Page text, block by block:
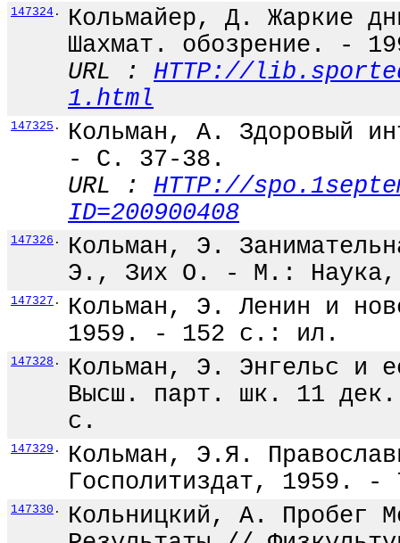
147324 .
Кольмайер, Д. Жаркие
Шахмат. обозрение. -
URL : HTTP://
1.html
147325 .
Кольман, А. Здоровый
- С. 37-38.
URL : HTTP://
ID=200900408
147326 .
Кольман, Э.
Э., Зих О. - М.:
147327 .
Кольман, Э. Ленин и
1959. - 152 с.: ил.
147328 .
Кольман, Э. Энгельс и
Высш. парт. шк. 11
с.
147329 .
Кольман, Э.Я.
Госполитиздат, 1959. -
147330 .
Кольницкий, А. Пробег